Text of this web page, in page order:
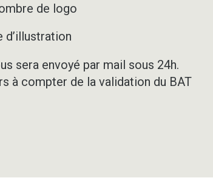
de logo
d’illustration
sera envoyé par mail sous 24h.
à compter de la validation du BAT